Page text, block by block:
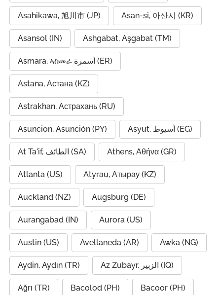
Asahikawa, 旭川市 (JP) Asan-si, 아산시 (KR)
Asansol (IN) Ashgabat, Aşgabat (TM)
Asmara, ኣስመራ أسمرة (ER)
Astana, Астана (KZ)
Astrakhan, Астрахань (RU)
Asuncion, Asunción (PY) Asyut, أسيوط (EG)
At Ta'if, الطائف (SA) Athens, Αθήνα (GR)
Atlanta (US) Atyrau, Атырау (KZ)
Auckland (NZ) Augsburg (DE)
Aurangabad (IN) Aurora (US)
Austin (US) Avellaneda (AR) Awka (NG)
Aydin, Aydın (TR) Az Zubayr, الزبير (IQ)
Ağrı (TR) Bacolod (PH) Bacoor (PH)